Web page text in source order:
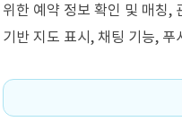
위한 예약 정보 확인 및 매칭,
기반 지도 표시, 채팅 기능,